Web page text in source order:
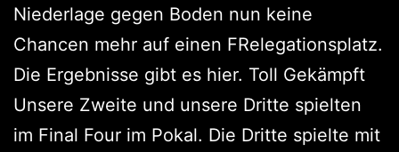
Niederlage gegen Boden nun keine
Chancen mehr auf einen FRelegationsplatz.
Die Ergebnisse gibt es hier. Toll Gekämpft
Unsere Zweite und unsere Dritte spielten
im Final Four im Pokal. Die Dritte spielte mit